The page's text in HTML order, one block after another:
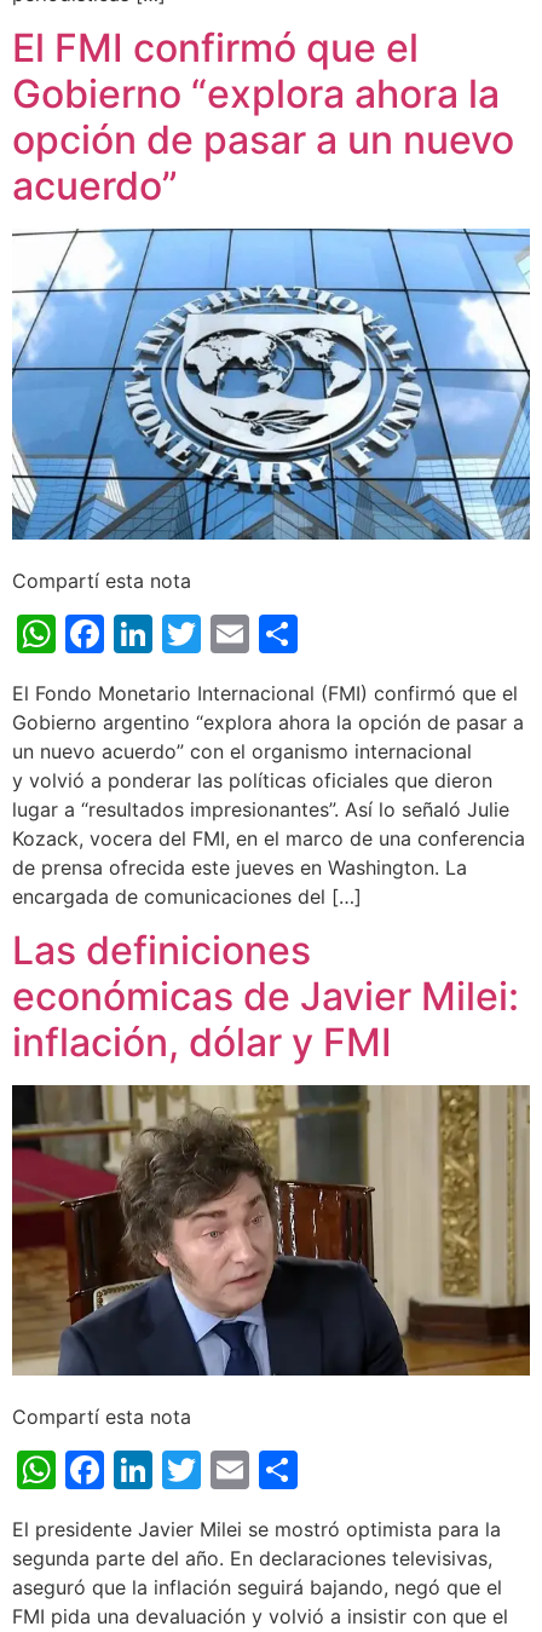
El FMI confirmó que el
Gobierno “explora ahora la
opción de pasar a un nuevo
acuerdo”
Compartí esta nota
WhatsApp
Facebook
LinkedIn
Twitter
Email
El Fondo Monetario Internacional (FMI) confirmó que el
Gobierno argentino “explora ahora la opción de pasar a
un nuevo acuerdo” con el organismo internacional
y volvió a ponderar las políticas oficiales que dieron
lugar a “resultados impresionantes”. Así lo señaló Julie
Kozack, vocera del FMI, en el marco de una conferencia
de prensa ofrecida este jueves en Washington. La
encargada de comunicaciones del […]
Las definiciones
económicas de Javier Milei:
inflación, dólar y FMI
Compartí esta nota
WhatsApp
Facebook
LinkedIn
Twitter
Email
El presidente Javier Milei se mostró optimista para la
segunda parte del año. En declaraciones televisivas,
aseguró que la inflación seguirá bajando, negó que el
FMI pida una devaluación y volvió a insistir con que el